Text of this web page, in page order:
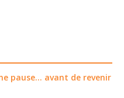
pause... avant de revenir